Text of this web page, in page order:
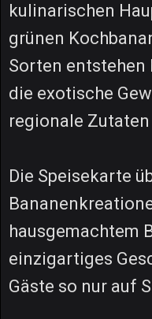
kulinarischen
grünen
Sorten entstehen
die exotische
regionale
Die Speisekarte
hausgemachtem
einzigartiges
Gäste so nur auf